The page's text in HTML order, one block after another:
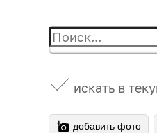
искать в
добавить фото